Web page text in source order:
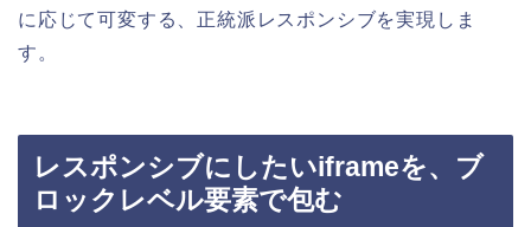
に応じて可変する、正統派レスポンシブを実現しま
す。
レスポンシブにしたいiframeを、ブ
ロックレベル要素で包む